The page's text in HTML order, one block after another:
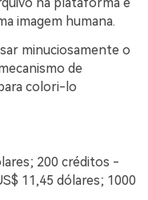
imagem humana.
minuciosamente o
de
colori-lo
200 créditos -
11,45 dólares; 1000